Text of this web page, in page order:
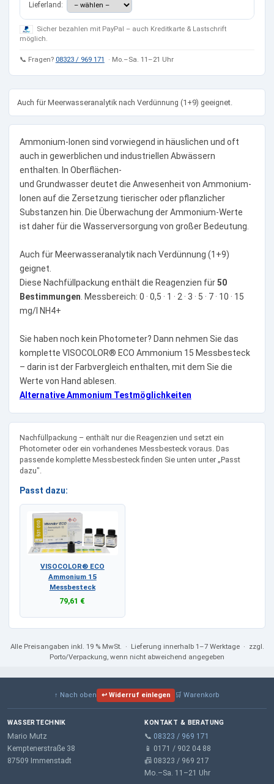
Lieferland:
Sicher bezahlen mit PayPal – auch Kreditkarte & Lastschrift
möglich.
📞 Fragen? 08323 / 969 171 · Mo.–Sa. 11–21 Uhr
Auch für Meerwasseranalytik nach Verdünnung (1+9) geeignet.
Ammonium-Ionen sind vorwiegend in häuslichen und oft
auch in gewerblichen und industriellen Abwässern
enthalten. In Oberflächen-
und Grundwasser deutet die Anwesenheit von Ammonium-
Ionen auf die Zersetzung tierischer oder pflanzlicher
Substanzen hin. Die Überwachung der Ammonium-Werte
ist daher für die Wasserversorgung von großer Bedeutung.
Auch für Meerwasseranalytik nach Verdünnung (1+9)
geignet.
Diese Nachfüllpackung enthält die Reagenzien für50
Bestimmungen . Messbereich: 0 · 0,5 · 1 · 2 · 3 · 5 · 7 · 10 · 15
mg/l NH4+
Sie haben noch kein Photometer? Dann nehmen Sie das
komplette VISOCOLOR® ECO Ammonium 15 Messbesteck
– darin ist der Farbvergleich enthalten, mit dem Sie die
Werte von Hand ablesen.
Alternative Ammonium Testmöglichkeiten
Nachfüllpackung – enthält nur die Reagenzien und setzt ein
Photometer oder ein vorhandenes Messbesteck voraus. Das
passende komplette Messbesteck finden Sie unten unter „Passt
dazu".
Passt dazu:
VISOCOLOR® ECO
Ammonium 15
Messbesteck
79,61 €
Alle Preisangaben inkl. 19 % MwSt. · Lieferung innerhalb 1–7 Werktage · zzgl.
Porto/Verpackung, wenn nicht abweichend angegeben
↑ Nach oben ↩ Widerruf einlegen 🛒 Warenkorb
WASSERTECHNIK
Mario Mutz
Kemptenerstraße 38
87509 Immenstadt
KONTAKT & BERATUNG
📞 08323 / 969 171
📱 0171 / 902 04 88
📠 08323 / 969 217
Mo.–Sa. 11–21 Uhr